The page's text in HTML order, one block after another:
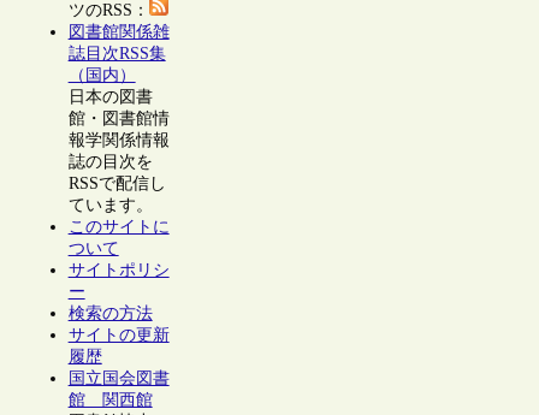
ツのRSS：
図書館関係雑
誌目次RSS集
（国内）
日本の図書
館・図書館情
報学関係情報
誌の目次を
RSSで配信し
ています。
このサイトに
ついて
サイトポリシ
ー
検索の方法
サイトの更新
履歴
国立国会図書
館 関西館